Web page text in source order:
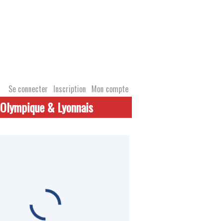
Se connecter Inscription Mon compte
Olympique & Lyonnais